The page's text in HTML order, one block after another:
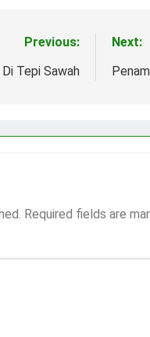
Previous:
Di Tepi Sawah
Next:
Required fields are